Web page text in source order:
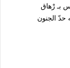
بـ رْهاق
حدّ الجنون